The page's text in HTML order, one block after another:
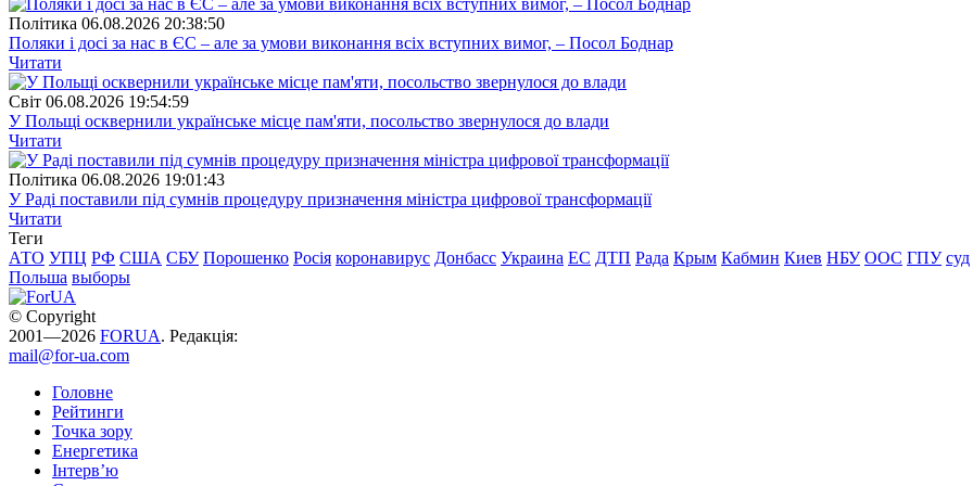
Полiтика 06.08.2026 20:38:50
Поляки і досі за нас в ЄС – але за умови виконання всіх вступних вимог, – Посол Боднар
Читати
Свiт 06.08.2026 19:54:59
У Польщі осквернили українське місце пам'яти, посольство звернулося до влади
Читати
Полiтика 06.08.2026 19:01:43
У Раді поставили під сумнів процедуру призначення міністра цифрової трансформації
Читати
Теги
АТО УПЦ РФ США СБУ Порошенко Росія коронавирус Донбасс Украина ЕС ДТП Рада Крым Кабмин Киев НБУ ООС ГПУ суд
Польша выборы
© Copyright
2001—2026 FORUA. Редакція:
mail@for-ua.com
Головне
Рейтинги
Точка зору
Енергетика
Інтерв’ю